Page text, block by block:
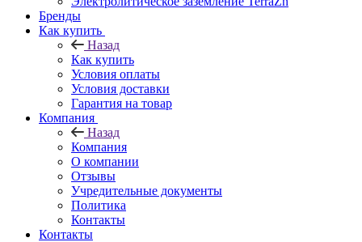
Бренды
Как купить
Назад
Как купить
Условия оплаты
Условия доставки
Гарантия на товар
Компания
Назад
Компания
О компании
Отзывы
Учредительные документы
Политика
Контакты
Контакты